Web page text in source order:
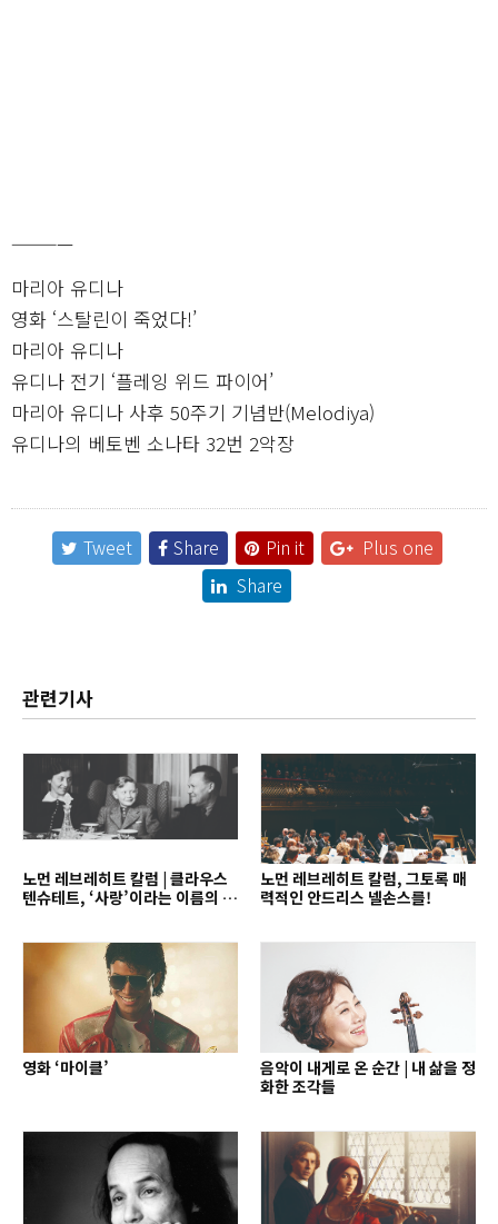
————
마리아 유디나
영화 ‘스탈린이 죽었다!’
마리아 유디나
유디나 전기 ‘플레잉 위드 파이어’
마리아 유디나 사후 50주기 기념반(Melodiya)
유디나의 베토벤 소나타 32번 2악장
Tweet Share Pin it
Plus one
Share
관련기사
노먼 레브레히트 칼럼 | 클라우스
텐슈테트, ‘사랑’이라는 이름의 지
노먼 레브레히트 칼럼, 그토록 매
력적인 안드리스 넬손스를!
영화 ‘마이클’
음악이 내게로 온 순간 | 내 삶을 정
화한 조각들